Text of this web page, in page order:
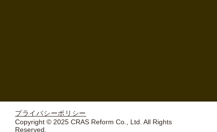
プライバシーポリシー
Copyright © 2025 CRAS Reform Co., Ltd. All Rights
Reserved.